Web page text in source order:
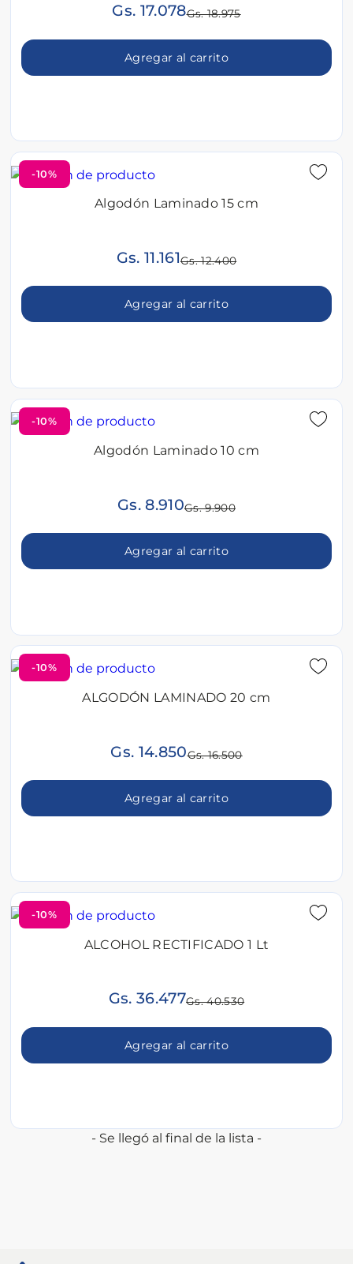
Gs. 17.078Gs. 18.975
Agregar al carrito
-10%
Algodón Laminado 15 cm
Gs. 11.161Gs. 12.400
Agregar al carrito
-10%
Algodón Laminado 10 cm
Gs. 8.910Gs. 9.900
Agregar al carrito
-10%
ALGODÓN LAMINADO 20 cm
Gs. 14.850Gs. 16.500
Agregar al carrito
-10%
ALCOHOL RECTIFICADO 1 Lt
Gs. 36.477Gs. 40.530
Agregar al carrito
- Se llegó al final de la lista -